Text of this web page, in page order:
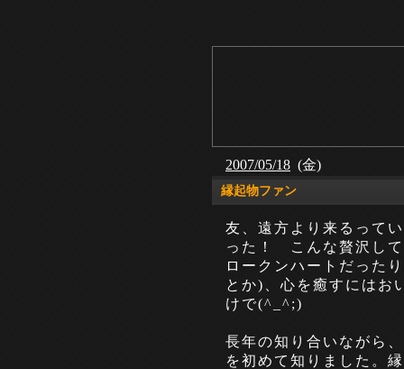
2007/05/18 (金)
縁起物ファン
友、遠方より来るって
った！ こんな贅沢し
ロークンハートだった
とか)、心を癒すには
けで(^_^;)
長年の知り合いながら
を初めて知りました。